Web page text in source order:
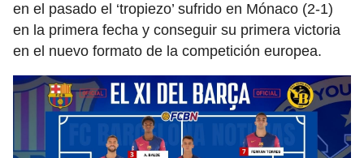
en el pasado el ‘tropiezo’ sufrido en Mónaco (2-1)
en la primera fecha y conseguir su primera victoria
en el nuevo formato de la competición europea.